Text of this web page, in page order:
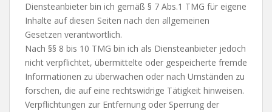
Diensteanbieter bin ich gemäß § 7 Abs.1 TMG für eigene
Inhalte auf diesen Seiten nach den allgemeinen
Gesetzen verantwortlich.
Nach §§ 8 bis 10 TMG bin ich als Diensteanbieter jedoch
nicht verpflichtet, übermittelte oder gespeicherte fremde
Informationen zu überwachen oder nach Umständen zu
forschen, die auf eine rechtswidrige Tätigkeit hinweisen.
Verpflichtungen zur Entfernung oder Sperrung der